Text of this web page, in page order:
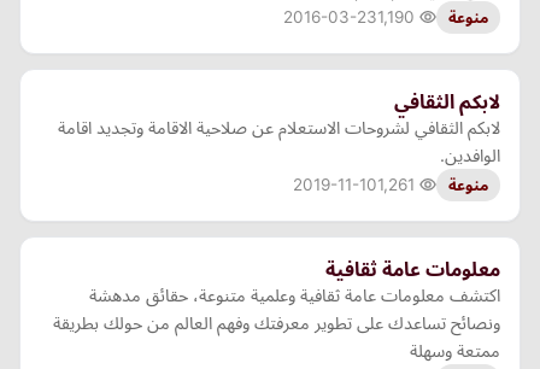
منوعة 2016-03-23
لابكم الثقافي
لابكم الثقافي لشروحات الاستعلام عن صلاحية الاقامة وتجديد اقامة
الوافدين.
منوعة 2019-11-10
معلومات عامة ثقافية
اكتشف معلومات عامة ثقافية وعلمية متنوعة، حقائق مدهشة
ونصائح تساعدك على تطوير معرفتك وفهم العالم من حولك بطريقة
ممتعة وسهلة